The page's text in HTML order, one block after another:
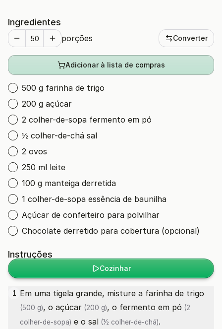
Ingredientes
porções Converter
Adicionar à lista de compras
500 g farinha de trigo
200 g açúcar
2 colher-de-sopa fermento em pó
½ colher-de-chá sal
2 ovos
250 ml leite
100 g manteiga derretida
1 colher-de-sopa essência de baunilha
Açúcar de confeiteiro para polvilhar
Chocolate derretido para cobertura (opcional)
Instruções
Cozinhar
1 Em uma tigela grande, misture a farinha de trigo
(500 g), o açúcar (200 g), o fermento em pó (2
colher-de-sopa) e o sal (½ colher-de-chá).